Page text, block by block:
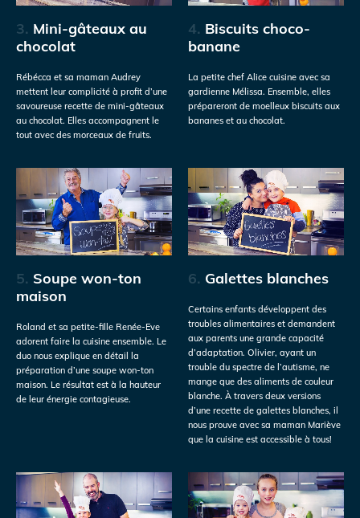
3. Mini-gâteaux au
chocolat
Rébécca et sa maman Audrey
mettent leur complicité à profit d’une
savoureuse recette de mini-gâteaux
au chocolat. Elles accompagnent le
tout avec des morceaux de fruits.
4. Biscuits choco-
banane
La petite chef Alice cuisine avec sa
gardienne Mélissa. Ensemble, elles
prépareront de moelleux biscuits aux
bananes et au chocolat.
5. Soupe won-ton
maison
Roland et sa petite-fille Renée-Eve
adorent faire la cuisine ensemble. Le
duo nous explique en détail la
préparation d’une soupe won-ton
maison. Le résultat est à la hauteur
de leur énergie contagieuse.
6. Galettes blanches
Certains enfants développent des
troubles alimentaires et demandent
aux parents une grande capacité
d’adaptation. Olivier, ayant un
trouble du spectre de l’autisme, ne
mange que des aliments de couleur
blanche. À travers deux versions
d’une recette de galettes blanches, il
nous prouve avec sa maman Mariève
que la cuisine est accessible à tous!